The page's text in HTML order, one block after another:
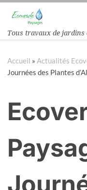
Passer au contenu
Tous travaux de jardins
Accueil » Actualités
Journées des Plantes